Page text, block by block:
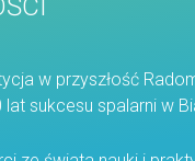
w przyszłość
lat sukcesu spalarni w